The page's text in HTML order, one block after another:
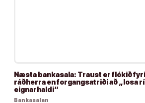
Næsta bankasala: Traust er flókið
ráðherra en forgangsatriði að „losa
eignarhaldi“
Bankasalan